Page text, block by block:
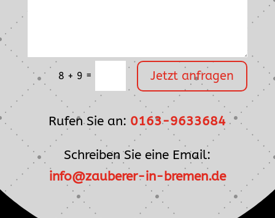
8 + 9 = Jetzt anfragen
Rufen Sie an: 0163-9633684
Schreiben Sie eine Email:
info@zauberer-in-bremen.de